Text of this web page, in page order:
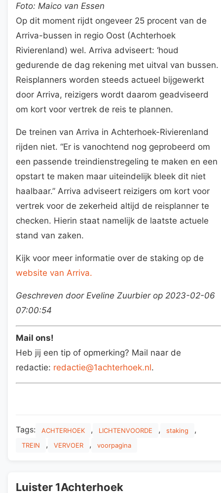
Foto: Maico van Essen
Op dit moment rijdt ongeveer 25 procent van de
Arriva-bussen in regio Oost (Achterhoek
Rivierenland) wel. Arriva adviseert: ‘houd
gedurende de dag rekening met uitval van bussen.
Reisplanners worden steeds actueel bijgewerkt
door Arriva, reizigers wordt daarom geadviseerd
om kort voor vertrek de reis te plannen.
De treinen van Arriva in Achterhoek-Rivierenland
rijden niet. “Er is vanochtend nog geprobeerd om
een passende treindienstregeling te maken en een
opstart te maken maar uiteindelijk bleek dit niet
haalbaar.” Arriva adviseert reizigers om kort voor
vertrek voor de zekerheid altijd de reisplanner te
checken. Hierin staat namelijk de laatste actuele
stand van zaken.
Kijk voor meer informatie over de staking op de
website van Arriva.
Geschreven door Eveline Zuurbier op 2023-02-06
07:00:54
Mail ons!
Heb jij een tip of opmerking? Mail naar de
redactie: redactie@1achterhoek.nl.
Tags: ACHTERHOEK , LICHTENVOORDE , staking ,
TREIN , VERVOER , voorpagina
Luister 1Achterhoek